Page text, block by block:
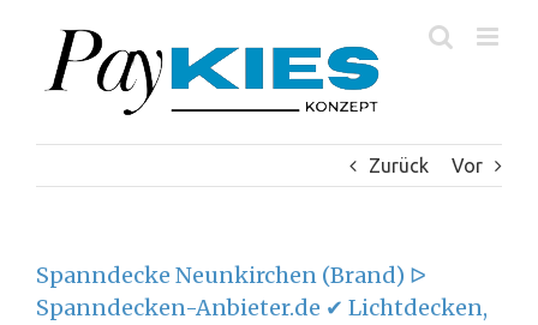
springen
Zurück Vor
Spanndecke Neunkirchen (Brand) ᐅ
Spanndecken-Anbieter.de ✔ Lichtdecken,